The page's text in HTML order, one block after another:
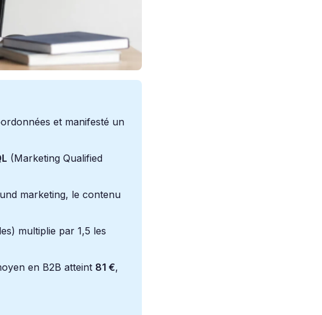
et manifesté un
(Marketing Qualified
marketing, le contenu
multiplie par 1,5 les
en B2B atteint 81 €,